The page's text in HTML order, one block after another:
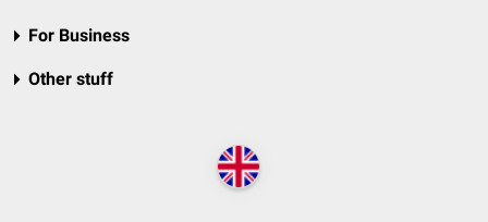
For Business
Other stuff